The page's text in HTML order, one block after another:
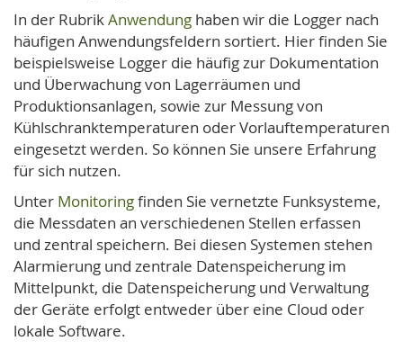
In der RubrikAnwendung haben wir die Logger nach
häufigen Anwendungsfeldern sortiert. Hier finden Sie
beispielsweise Logger die häufig zur Dokumentation
und Überwachung von Lagerräumen und
Produktionsanlagen, sowie zur Messung von
Kühlschranktemperaturen oder Vorlauftemperaturen
eingesetzt werden. So können Sie unsere Erfahrung
für sich nutzen.
Unter Monitoringfinden Sie vernetzte Funksysteme,
die Messdaten an verschiedenen Stellen erfassen
und zentral speichern. Bei diesen Systemen stehen
Alarmierung und zentrale Datenspeicherung im
Mittelpunkt, die Datenspeicherung und Verwaltung
der Geräte erfolgt entweder über eine Cloud oder
lokale Software.